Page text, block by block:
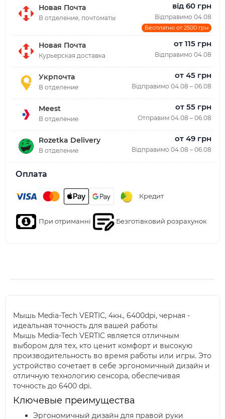
Новая Почта
В отделение, почтоматы
від 60 грн
Відправимо 04.08
Бесплатно от 2500 грн
Новая Почта
Курьерская доставка
от 115 грн
Відправимо 04.08
Укрпочта
В отделение
от 45 грн
Відправимо 04.08 – 06.08
Meest
В отделение
от 55 грн
Отправим 04.08 – 06.08
Rozetka Delivery
В отделение
от 49 грн
Відправимо 04.08 – 06.08
Оплата
Кредит
При отриманні Безготівковий розрахунок
Мышь Media-Tech VERTIC, 4кн., 6400dpi, черная -
идеальная точность для вашей работы
Мышь Media-Tech VERTIC является отличным
выбором для тех, кто ценит комфорт и высокую
производительность во время работы или игры. Это
устройство сочетает в себе эргономичный дизайн и
отличную технологию сенсора, обеспечивая
точность до 6400 dpi.
Ключевые преимущества
Эргономичный дизайн для правой руки